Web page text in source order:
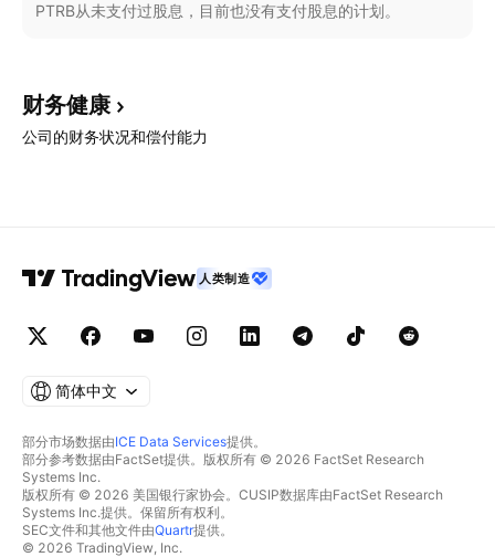
PTRB从未支付过股息，目前也没有支付股息的计划。
财务健康
公司的财务状况和偿付能力
人类制造
简体中文
部分市场数据由ICE Data Services提供。
部分参考数据由FactSet提供。版权所有 © 2026 FactSet Research
Systems Inc.
版权所有 © 2026 美国银行家协会。CUSIP数据库由FactSet Research
Systems Inc.提供。保留所有权利。
SEC文件和其他文件由Quartr提供。
© 2026 TradingView, Inc.